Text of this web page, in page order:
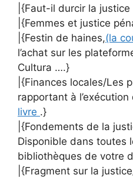
|{Faut-il durcir la justice
|{Femmes et justice
|{Festin de haines,(la
l’achat sur les
Cultura ….}
|{Finances locales/Les
rapportant à
livre .}
|{Fondements de la
Disponible dans toutes
bibliothèques de votre
|{Fragment sur la